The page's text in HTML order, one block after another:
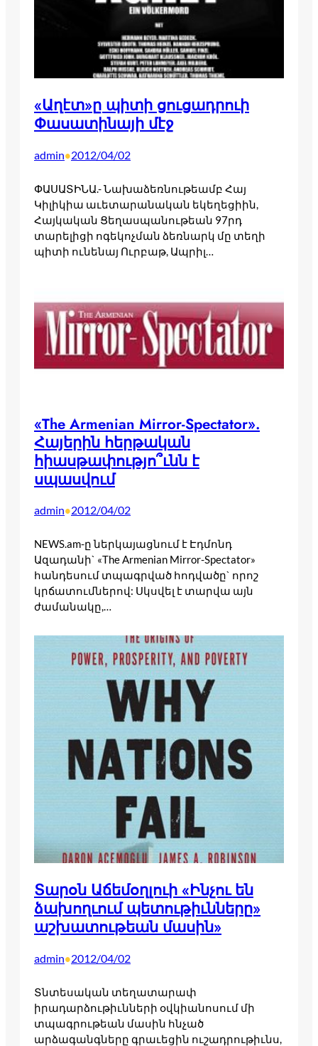
«Աղէտ»ը պիտի ցուցադրուի
Փասատինայի մէջ
admin•2012/04/02
ՓԱՍԱՏԻՆԱ.- Նախաձեռնութեամբ Հայ
Կիլիկիա աւետարանական եկեղեցիին,
Հայկական Ցեղասպանութեան 97րդ
տարելիցի ոգեկոչման ձեռնարկ մը տեղի
պիտի ունենայ Ուրբաթ, Ապրիլ…
«The Armenian Mirror-Spectator».
Հայերին հերթական
հիասթափությո՞ւնն է
սպասվում
admin•2012/04/02
NEWS.am-ը ներկայացնում է Էդմոնդ
Ազադանի` «The Armenian Mirror-Spectator»
հանդեսում տպագրված հոդվածը` որոշ
կրճատումներով: Սկսվել է տարվա այն
ժամանակը,…
Տարօն Աճեմօղլուի «Ինչու են
ձախողւում պետութիւնները»
աշխատութեան մասին»
admin•2012/04/02
Տնտեսական տեղատարափ
իրադարձութիւնների օվկիանոսում մի
տպագրութեան մասին հնչած
արձագանգները գրաւեցին ուշադրութիւնս,